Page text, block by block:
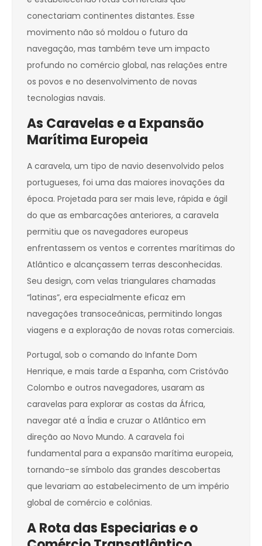
conectariam continentes distantes. Esse
movimento não só moldou o futuro da
navegação, mas também teve um impacto
profundo no comércio global, nas relações entre
os povos e no desenvolvimento de novas
tecnologias navais.
As Caravelas e a Expansão
Marítima Europeia
A caravela, um tipo de navio desenvolvido pelos
portugueses, foi uma das maiores inovações da
época. Projetada para ser mais leve, rápida e ágil
do que as embarcações anteriores, a caravela
permitiu que os navegadores europeus
enfrentassem os ventos e correntes marítimas do
Atlântico e alcançassem terras desconhecidas.
Seu design, com velas triangulares chamadas
“latinas”, era especialmente eficaz em
navegações transoceânicas, permitindo longas
viagens e a exploração de novas rotas comerciais.
Portugal, sob o comando do Infante Dom
Henrique, e mais tarde a Espanha, com Cristóvão
Colombo e outros navegadores, usaram as
caravelas para explorar as costas da África,
navegar até a Índia e cruzar o Atlântico em
direção ao Novo Mundo. A caravela foi
fundamental para a expansão marítima europeia,
tornando-se símbolo das grandes descobertas
que levariam ao estabelecimento de um império
global de comércio e colônias.
A Rota das Especiarias e o